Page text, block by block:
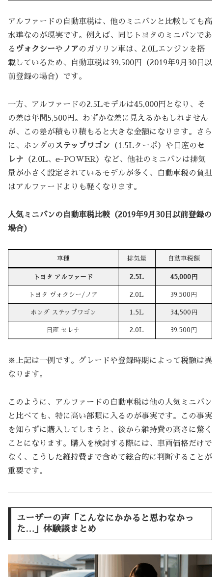
アルファードの自動車税は、他のミニバンと比較しても高
水準なのが現実です。例えば、同じトヨタのミニバンであ
る ヴォクシーや ノアのガソリン車は、2.0Lエンジンを搭
載しているため、自動車税は39,500円（2019年9月30日以
前登録の場合）です。
一方、アルファードの2.5Lモデルは45,000円となり、そ
の差は年間5,500円。わずかな差に見えるかもしれません
が、この差が積もり積もると大きな金額になります。さら
に、ホンダの ステップワゴン （1.5Lターボ）や日産のセ
レナ （2.0L、e-POWER）など、他社のミニバンは排気
量が小さく設定されているモデルが多く、自動車税の負担
はアルファードよりも軽くなります。
人気ミニバンの自動車税比較（2019年9月30日以前登録の
場合）
車種 排気量 自動車税額
トヨタ アルファード 2.5L 45,000円
トヨタ ヴォクシー/ノア 2.0L 39,500円
ホンダ ステップワゴン 1.5L 34,500円
日産 セレナ 2.0L 39,500円
※上記は一例です。グレードや登録時期によって税額は異
なります。
このように、アルファードの自動車税は他の人気ミニバン
と比べても、特に高い部類に入るのが事実です。この事実
を知らずに購入してしまうと、後から維持費の高さに驚く
ことになります。購入を検討する際には、車両価格だけで
なく、こうした維持費まで含めて総合的に判断することが
重要です。
ユーザーの声「こんなにかかると思わなかっ
た…」体験談まとめ